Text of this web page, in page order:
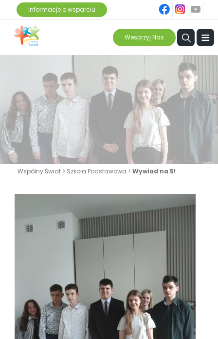
Informacje o wsparciu
ins
Wesprzyj Nas ≡
Wspólny Świat > Szkoła Podstawowa > Wywiad na 5!